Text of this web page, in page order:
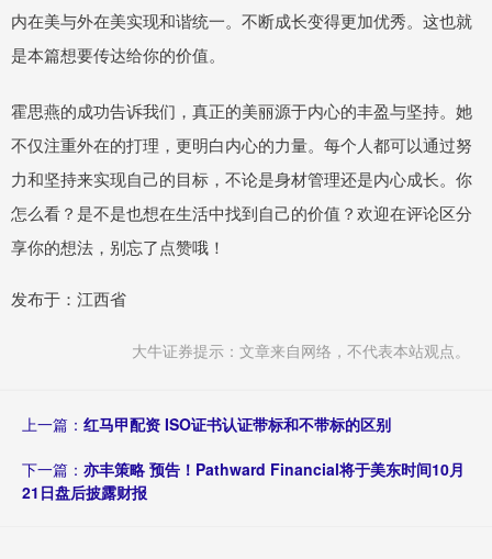
内在美与外在美实现和谐统一。不断成长变得更加优秀。这也就
是本篇想要传达给你的价值。
霍思燕的成功告诉我们，真正的美丽源于内心的丰盈与坚持。她
不仅注重外在的打理，更明白内心的力量。每个人都可以通过努
力和坚持来实现自己的目标，不论是身材管理还是内心成长。你
怎么看？是不是也想在生活中找到自己的价值？欢迎在评论区分
享你的想法，别忘了点赞哦！
发布于：江西省
大牛证券提示：文章来自网络，不代表本站观点。
上一篇： 红马甲配资 ISO证书认证带标和不带标的区别
下一篇： 亦丰策略 预告！Pathward Financial将于美东时间10月
21日盘后披露财报